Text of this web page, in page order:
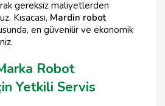
gereksiz maliyetlerden
Kısacası, Mardin robot
en güvenilir ve ekonomik
Robot
Yetkili Servis